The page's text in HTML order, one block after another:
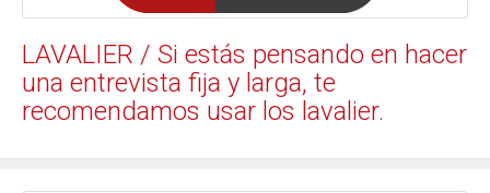
LAVALIER / Si estás pensando en hacer
una entrevista fija y larga, te
recomendamos usar los lavalier.